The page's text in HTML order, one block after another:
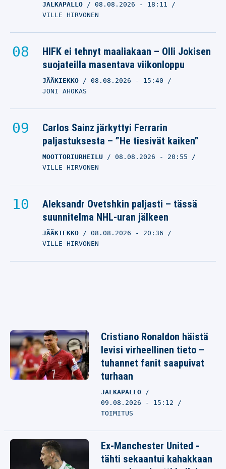
JALKAPALLO 08.08.2026 - 18:11
VILLE HIRVONEN
HIFK ei tehnyt maaliakaan – Olli Jokisen
suojateilla masentava viikonloppu
JÄÄKIEKKO 08.08.2026 - 15:40
JONI AHOKAS
Carlos Sainz järkyttyi Ferrarin
paljastuksesta – ”He tiesivät kaiken”
MOOTTORIURHEILU 08.08.2026 - 20:55
VILLE HIRVONEN
Aleksandr Ovetshkin paljasti – tässä
suunnitelma NHL-uran jälkeen
JÄÄKIEKKO 08.08.2026 - 20:36
VILLE HIRVONEN
Cristiano Ronaldon häistä
levisi virheellinen tieto –
tuhannet fanit saapuivat
turhaan
JALKAPALLO
09.08.2026 - 15:12
TOIMITUS
Ex-Manchester United -
tähti sekaantui kahakkaan